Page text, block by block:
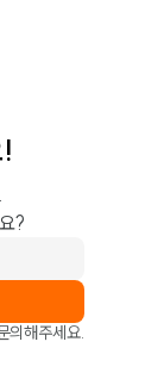
?
의해주세요.